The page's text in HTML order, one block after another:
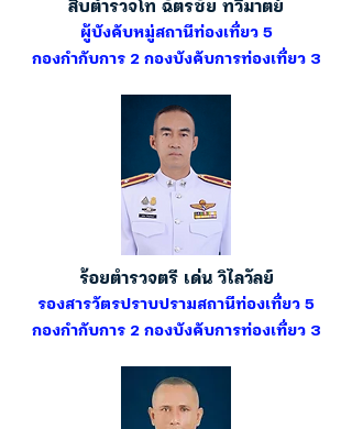
สิบตำรวจโท ฉัตรชัย ทวีมาตย์
ผู้บังคับหมู่สถานีท่องเที่ยว 5
กองกำกับการ 2 กองบังคับการท่องเที่ยว 3
ร้อยตำรวจตรี เด่น วิไลวัลย์
รองสารวัตรปราบปรามสถานีท่องเที่ยว 5
กองกำกับการ 2 กองบังคับการท่องเที่ยว 3